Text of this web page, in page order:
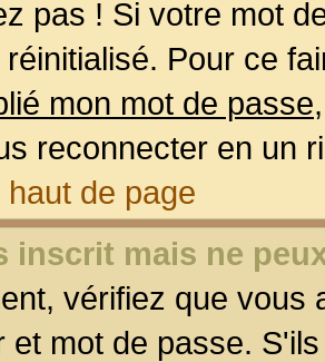
pas ! Si votre mot
Pour ce
mon mot de passe
reconnecter en un
de page
inscrit mais ne
vérifiez que
et mot de passe.